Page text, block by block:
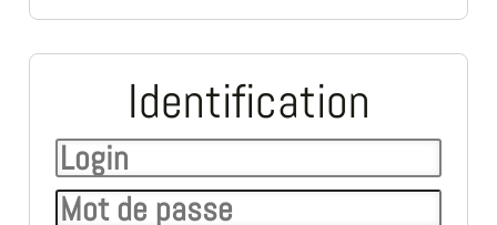
Identification